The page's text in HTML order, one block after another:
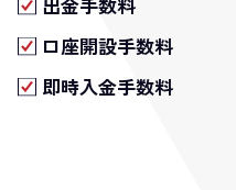
口座開設手数料
即時入金手数料